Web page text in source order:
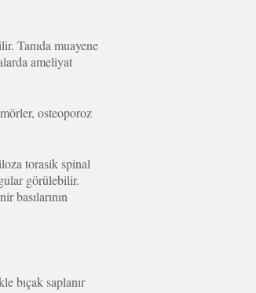
Tanıda muayene
ameliyat
osteoporoz
torasik spinal
görülebilir.
basılarının
bıçak saplanır